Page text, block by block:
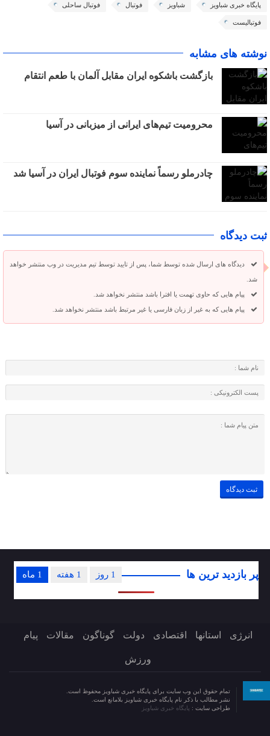
پایگاه خبری شباویز شباویز فوتبال فوتبال ساحلی
فوتبالیست
نوشته های مشابه
بازگشت باشکوه ایران مقابل آلمان با طعم انتقام
محرومیت تیم‌های ایرانی از میزبانی در آسیا
چادرملو رسماً نماینده سوم فوتبال ایران در آسیا شد
ثبت دیدگاه
دیدگاه های ارسال شده توسط شما، پس از تایید توسط تیم مدیریت در وب منتشر خواهد
شد.
پیام هایی که حاوی تهمت یا افترا باشد منتشر نخواهد شد.
پیام هایی که به غیر از زبان فارسی یا غیر مرتبط باشد منتشر نخواهد شد.
پر بازدید ترین ها 1 ماه 1 هفته 1 روز
انرژی استانها اقتصادی دولت گوناگون مقالات پیام
ورزش
تمام حقوق این وب سایت برای پایگاه خبری شباویز محفوظ است.
نشر مطالب با ذکر نام پایگاه خبری شباویز بلامانع است.
طراحی سایت : پایگاه خبری شباویز